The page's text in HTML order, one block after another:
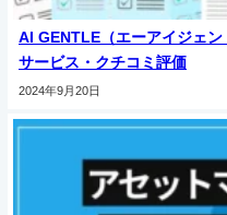
AI GENTLE（エーアイジェ
サービス・クチコミ評価
2024年9月20日